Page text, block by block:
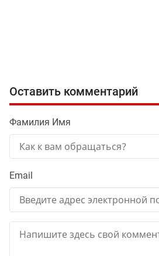
Оставить комментарий
Фамилия Имя
Email